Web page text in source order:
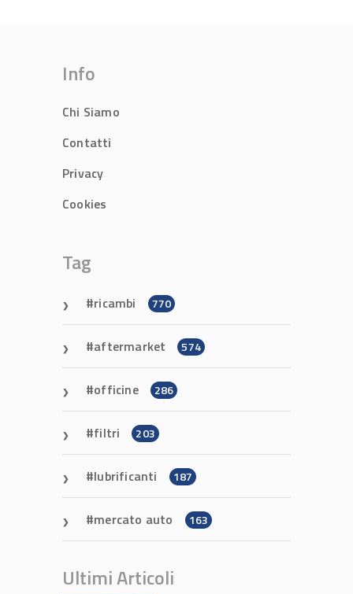
Info
Chi Siamo
Contatti
Privacy
Cookies
Tag
ricambi 770
aftermarket 574
officine 286
filtri 203
lubrificanti 187
mercato auto 163
Ultimi Articoli